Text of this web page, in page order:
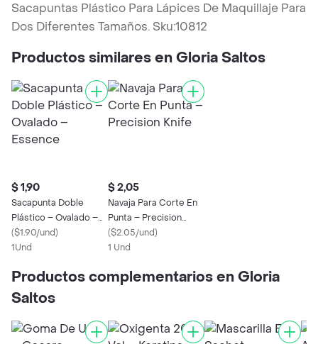
Sacapuntas Plástico Para Lápices De Maquillaje Para
Dos Diferentes Tamaños. Sku:10812
Productos similares en Gloria Saltos
$ 1,90
Sacapunta Doble
Plástico – Ovalado –
Essence
($1.90/und)
1Und
$ 2,05
Navaja Para Corte En
Punta – Precision
Knife
($2.05/und)
1 Und
Productos complementarios en Gloria
Saltos